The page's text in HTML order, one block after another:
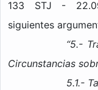
133 STJ -
siguientes
“5.-
Circunstancias
5.1.-